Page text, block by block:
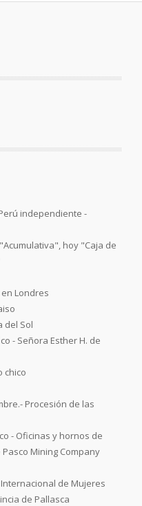
independiente -
hoy "Caja de
Londres
del Sol
- Señora Esther H. de
chico
Procesión de las
- Oficinas y hornos de
Mining Company
de Mujeres
de Pallasca